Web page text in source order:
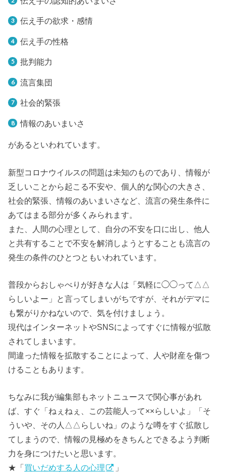
伝え手の欲求・感情
伝え手の性格
批判能力
流言集団
社会的緊張
情報のあいまいさ
があるといわれています。
新型コロナウイルスの問題は未知のものであり、情報が
乏しいことから起こる不安や、個人的な関心の大きさ、
社会的緊張、情報のあいまいさなど、流言の発生条件に
あてはまる部分が多くみられます。
また、人間の心理として、自分の不安を口に出し、他人
と共有することで不安を解消しようとすることも流言の
発生の条件のひとつともいわれています。
普段からおしゃべりが好きな人は「気軽に◯◯って△△
らしいよー」と言ってしまいがちですが、それがデマに
も繋がりかねないので、気を付けましょう。
現代はインターネットやSNSによってすぐに情報が拡散
されてしまいます。
間違った情報を拡散することによって、人や財産を傷つ
けることもあります。
ちなみに我が編集部もネットニュースで関心事があれ
ば、すぐ「ねぇねぇ、この芸能人って××らしいよ」「そ
ういや、その人△△らしいね」のような噂をすぐ拡散し
てしまうので、情報の見極めをきちんとできるよう判断
力を身につけたいと思います。
★「買いだめする人の心理 」